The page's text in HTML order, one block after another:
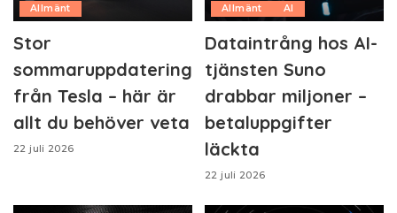
Allmänt
Stor
sommaruppdatering
från Tesla – här är
allt du behöver veta
22 juli 2026
Allmänt AI
Dataintrång hos AI-
tjänsten Suno
drabbar miljoner –
betaluppgifter
läckta
22 juli 2026